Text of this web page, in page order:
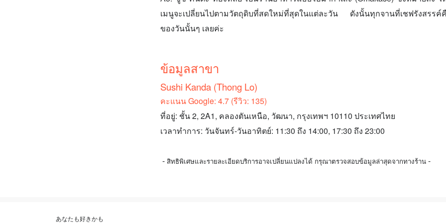
เมนูจะเปลี่ยนไปตามวัตถุดิบที่สดใหม่ที่สุดในแต่ละวัน ดังนั้นทุกจานที่เชฟรังสรรค์
ของวันนั้นๆ เลยค่ะ
ข้อมูลสาขา
Sushi Kanda (Thong Lo)
คะแนน Google: 4.7 (รีวิว: 135)
ที่อยู่: ชั้น 2, 2A1, คลองตันเหนือ, วัฒนา, กรุงเทพฯ 10110 ประเทศไทย
เวลาทำการ: วันจันทร์-วันอาทิตย์: 11:30 ถึง 14:00, 17:30 ถึง 23:00
- สิทธิพิเศษและรายละเอียดบริการอาจเปลี่ยนแปลงได้ กรุณาตรวจสอบข้อมูลล่าสุดจากทางร้าน -
あなたも好きかも